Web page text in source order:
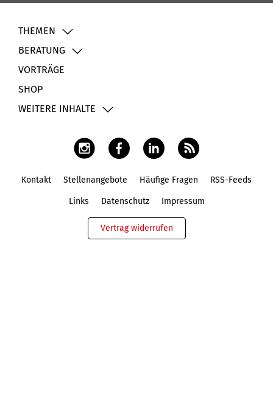
THEMEN
BERATUNG
VORTRÄGE
SHOP
WEITERE INHALTE
Kontakt Stellenangebote Häufige Fragen RSS-Feeds
Links Datenschutz Impressum
Vertrag widerrufen